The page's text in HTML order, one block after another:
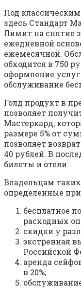
Под
здесь Стандарт
Лимит на снятие
ежедневной
ежемесячной.
обходится в 750
оформление
обслуживание
Голд продукт в
позволяет
Мастеркард,
размере 5% от
позволяет
40 рублей. В
билеты и отели.
Владельцам
определенные
бесплатное
расходных
скидки у
экстренная
Российской
аренда
в 20%;